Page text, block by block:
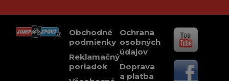
Obchodné
podmienky
Reklamačný
poriadok
Ochrana
osobných
údajov
Doprava
a platba